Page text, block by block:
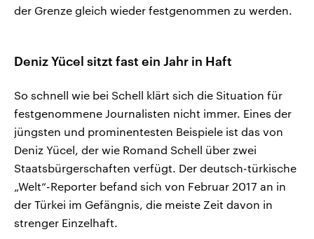
der Grenze gleich wieder festgenommen zu werden.
Deniz Yücel sitzt fast ein Jahr in Haft
So schnell wie bei Schell klärt sich die Situation für
festgenommene Journalisten nicht immer. Eines der
jüngsten und prominentesten Beispiele ist das von
Deniz Yücel, der wie Romand Schell über zwei
Staatsbürgerschaften verfügt. Der deutsch-türkische
„Welt“-Reporter befand sich von Februar 2017 an in
der Türkei im Gefängnis, die meiste Zeit davon in
strenger Einzelhaft.